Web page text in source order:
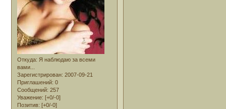
Откуда: Я наблюдаю за всеми
вами...
Зарегистрирован: 2007-09-21
Приглашений: 0
Сообщений: 257
Уважение: [+0/-0]
Позитив: [+0/-0]